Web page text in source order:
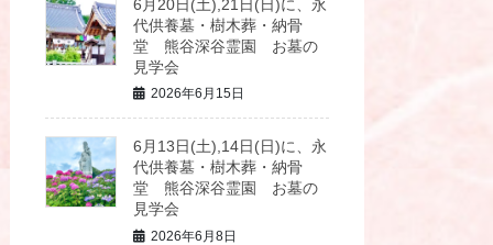
6月20日(土),21日(日)に、永
代供養墓・樹木葬・納骨
堂 熊谷深谷霊園 お墓の
見学会
2026年6月15日
6月13日(土),14日(日)に、永
代供養墓・樹木葬・納骨
堂 熊谷深谷霊園 お墓の
見学会
2026年6月8日